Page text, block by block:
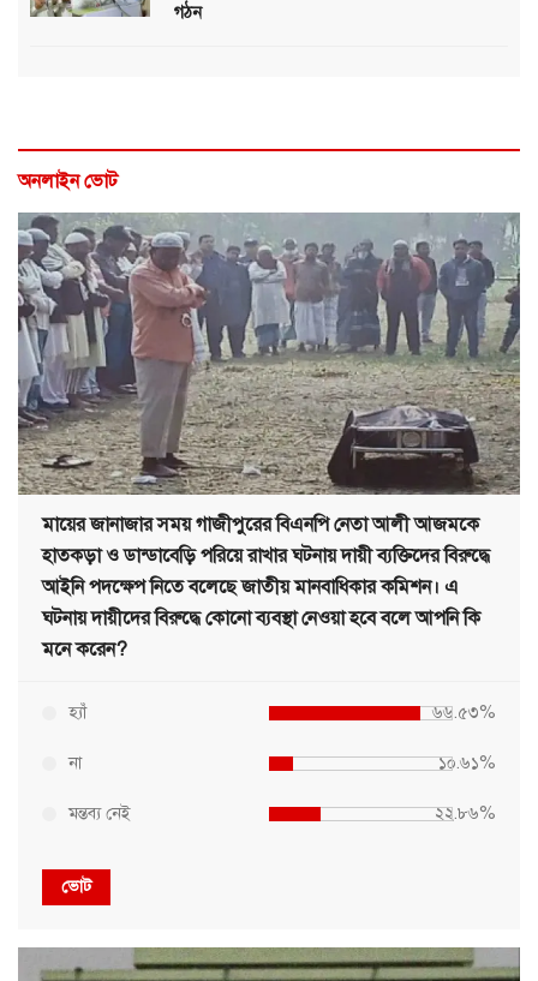
গঠন
অনলাইন ভোট
মায়ের জানাজার সময় গাজীপুরের বিএনপি নেতা আলী আজমকে
হাতকড়া ও ডান্ডাবেড়ি পরিয়ে রাখার ঘটনায় দায়ী ব্যক্তিদের বিরুদ্ধে
আইনি পদক্ষেপ নিতে বলেছে জাতীয় মানবাধিকার কমিশন। এ
ঘটনায় দায়ীদের বিরুদ্ধে কোনো ব্যবস্থা নেওয়া হবে বলে আপনি কি
মনে করেন?
হ্যাঁ ৬৬.৫৩%
না ১০.৬১%
মন্তব্য নেই ২২.৮৬%
ভোট